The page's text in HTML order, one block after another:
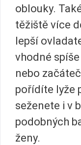
oblouky.
těžiště více
lepší
vhodné
nebo
pořídíte lyže
seženete i v
podobných
ženy.